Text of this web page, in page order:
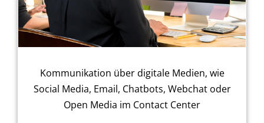
Kommunikation über digitale Medien, wie
Social Media, Email, Chatbots, Webchat oder
Open Media im Contact Center